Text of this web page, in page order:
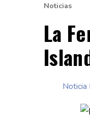
Noticias
La
Noticia